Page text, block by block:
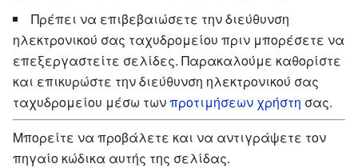
Πρέπει να επιβεβαιώσετε την διεύθυνση
ηλεκτρονικού σας ταχυδρομείου πριν μπορέσετε να
επεξεργαστείτε σελίδες. Παρακαλούμε καθορίστε
και επικυρώστε την διεύθυνση ηλεκτρονικού σας
ταχυδρομείου μέσω τωνπροτιμήσεων χρήστη σας.
Μπορείτε να προβάλετε και να αντιγράψετε τον
πηγαίο κώδικα αυτής της σελίδας.